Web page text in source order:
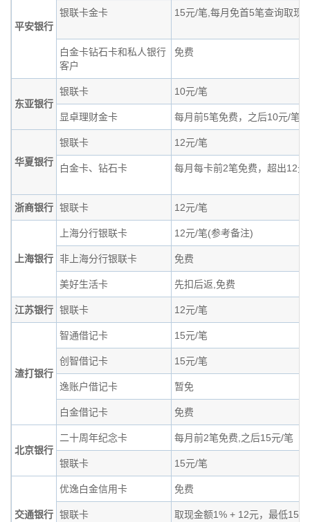
平安银行
银联卡金卡 15元/笔,每月免首5笔查询取现
白金卡钻石卡和私人银行
客户
免费
东亚银行
银联卡 10元/笔
显卓理财金卡 每月前5笔免费，之后10元/笔
华夏银行
银联卡 12元/笔
白金卡、钻石卡 每月每卡前2笔免费，超出12元
浙商银行 银联卡 12元/笔
上海银行
上海分行银联卡 12元/笔(参考备注)
非上海分行银联卡 免费
美好生活卡 先扣后返,免费
江苏银行 银联卡 12元/笔
渣打银行
智通借记卡 15元/笔
创智借记卡 15元/笔
逸账户借记卡 暂免
白金借记卡 免费
北京银行
二十周年纪念卡 每月前2笔免费,之后15元/笔
银联卡 15元/笔
交通银行
优逸白金信用卡 免费
银联卡 取现金额1% + 12元，最低15元